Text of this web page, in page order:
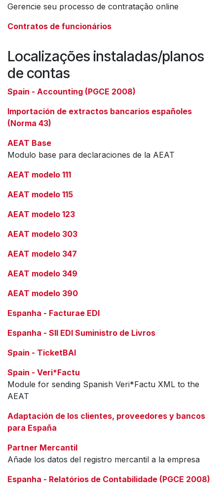
Gerencie seu processo de contratação online
Contratos de funcionários
Localizações instaladas/planos
de contas
Spain - Accounting (PGCE 2008)
Importación de extractos bancarios españoles
(Norma 43)
AEAT Base
Modulo base para declaraciones de la AEAT
AEAT modelo 111
AEAT modelo 115
AEAT modelo 123
AEAT modelo 303
AEAT modelo 347
AEAT modelo 349
AEAT modelo 390
Espanha - Facturae EDI
Espanha - SII EDI Suministro de Livros
Spain - TicketBAI
Spain - Veri*Factu
Module for sending Spanish Veri*Factu XML to the
AEAT
Adaptación de los clientes, proveedores y bancos
para España
Partner Mercantil
Añade los datos del registro mercantil a la empresa
Espanha - Relatórios de Contabilidade (PGCE 2008)